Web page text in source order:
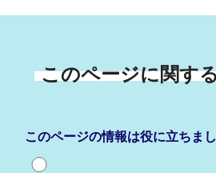
このページに関す
このページの情報は役に立ちま